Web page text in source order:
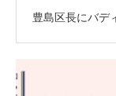
豊島区長にバデ